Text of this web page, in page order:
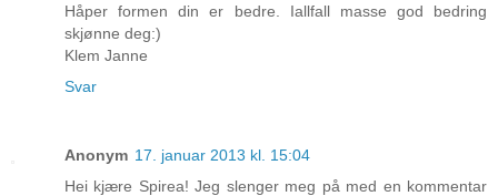
Håper formen din er bedre. Iallfall masse god bedring
skjønne deg:)
Klem Janne
Svar
Anonym 17. januar 2013 kl. 15:04
Hei kjære Spirea! Jeg slenger meg på med en kommentar